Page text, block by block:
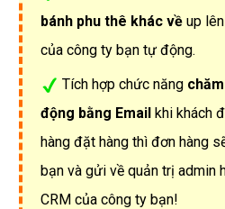
bánh phu thê khác về up
của công ty bạn tự động.
Tích hợp chức năng
động bằng Email khi khách
hàng đặt hàng thì đơn hàng
bạn và gửi về quản trị admin
CRM của công ty bạn!